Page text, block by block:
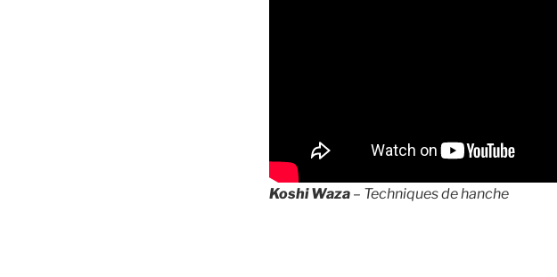
Koshi Waza – Techniques de hanche